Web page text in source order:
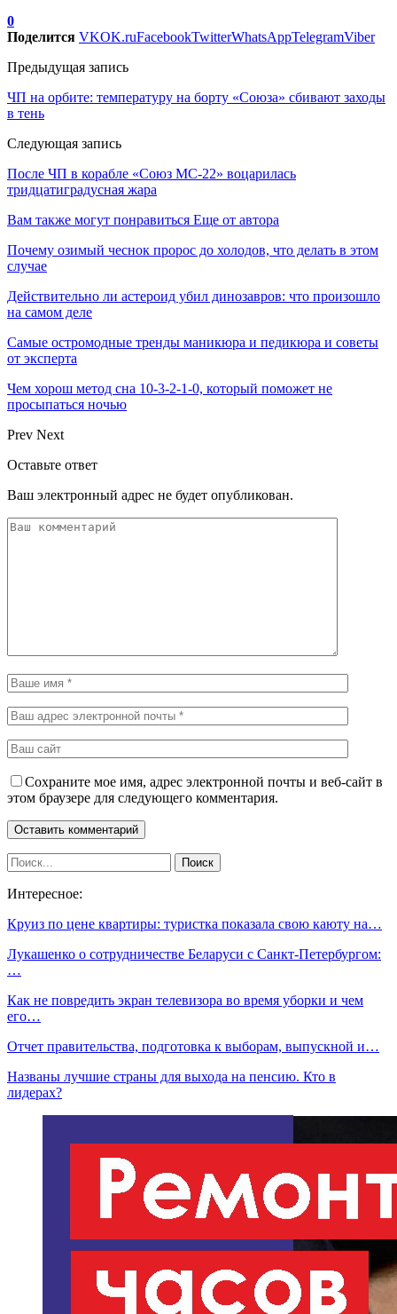
0
Поделится VKOK.ruFacebookTwitterWhatsAppTelegramViber
Предыдущая запись
ЧП на орбите: температуру на борту «Союза» сбивают заходы
в тень
Следующая запись
После ЧП в корабле «Союз МС-22» воцарилась
тридцатиградусная жара
Вам также могут понравиться Еще от автора
Почему озимый чеснок пророс до холодов, что делать в этом
случае
Действительно ли астероид убил динозавров: что произошло
на самом деле
Самые остромодные тренды маникюра и педикюра и советы
от эксперта
Чем хорош метод сна 10-3-2-1-0, который поможет не
просыпаться ночью
Prev Next
Оставьте ответ
Ваш электронный адрес не будет опубликован.
Сохраните мое имя, адрес электронной почты и веб-сайт в
этом браузере для следующего комментария.
Интересное:
Круиз по цене квартиры: туристка показала свою каюту на…
Лукашенко о сотрудничестве Беларуси с Санкт-Петербургом:
…
Как не повредить экран телевизора во время уборки и чем
его…
Отчет правительства, подготовка к выборам, выпускной и…
Названы лучшие страны для выхода на пенсию. Кто в
лидерах?